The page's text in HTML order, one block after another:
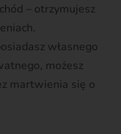
– otrzymujesz
własnego
możesz
martwienia się o